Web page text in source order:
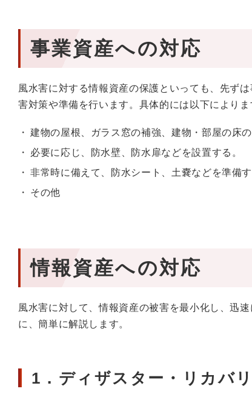
事業資産への対応
風水害に対する情報資産の保護といっても、先ず
害対策や準備を行います。具体的には以下によりま
建物の屋根、ガラス窓の補強、建物・部屋の床
必要に応じ、防水壁、防水扉などを設置する。
非常時に備えて、防水シート、土嚢などを準備す
その他
情報資産への対応
風水害に対して、情報資産の被害を最小化し、迅
に、簡単に解説します。
1．ディザスター・リカバ